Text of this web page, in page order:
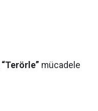
“Terörle” mücadele